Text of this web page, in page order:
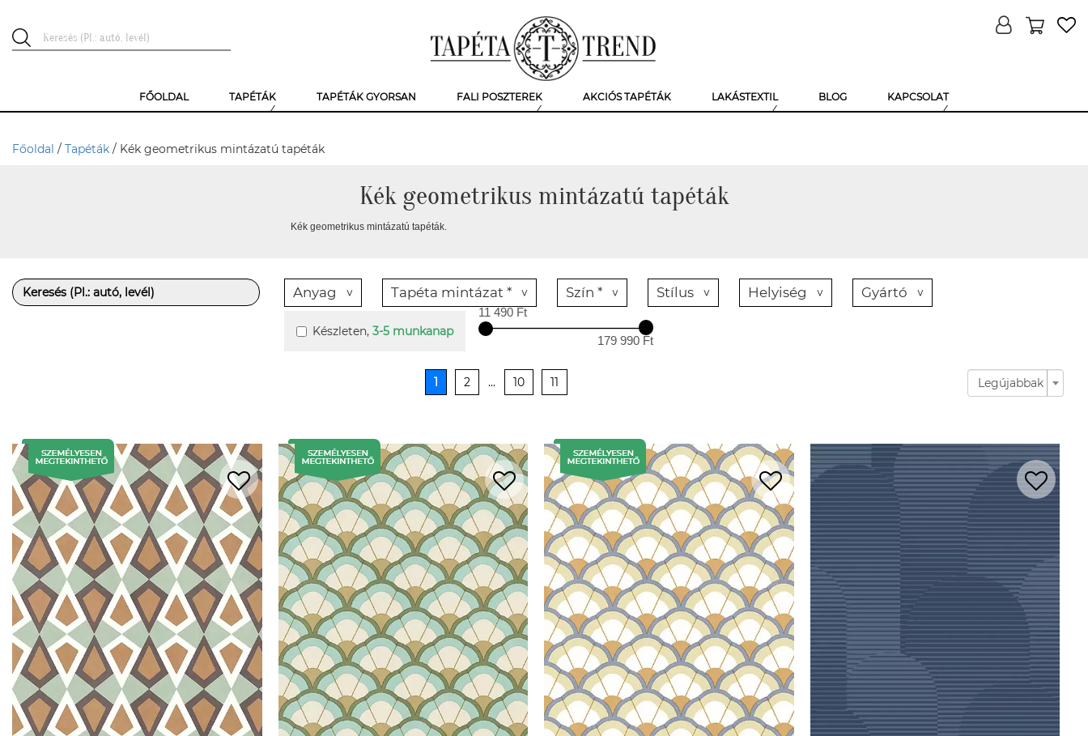
FŐOLDAL TAPÉTÁK TAPÉTÁK GYORSAN FALI POSZTEREK AKCIÓS TAPÉTÁK LAKÁSTEXTIL BLOG KAPCSOLAT
Főoldal / Tapéták / Kék geometrikus mintázatú tapéták
Kék geometrikus mintázatú tapéták
Kék geometrikus mintázatú tapéták.
Anyag Tapéta mintázat * Szín * Stílus Helyiség Gyártó
Készleten, 3-5 munkanap
11 490 Ft
179 990 Ft
1 2 ... 10 11 Legújabbak